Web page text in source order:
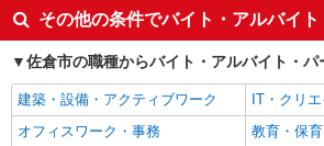
即日勤務OK
履歴書不要
Web面接OK
未経験歓迎
ミドル（40代～）活躍中
英語が活か
語学力を活かせる（英語以外）
高収入・高
ボーナス・賞与あり
昇給あり
その他の条件でバイト・アルバイ
佐倉市の職種からバイト・アルバイト・パ
建築・設備・アクティブワーク
IT・クリ
オフィスワーク・事務
教育・保育